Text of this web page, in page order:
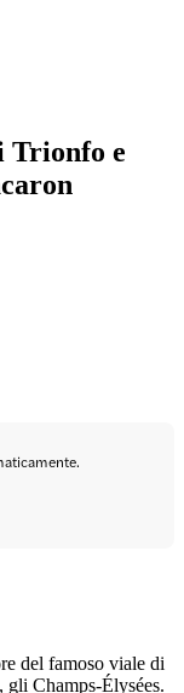
Trionfo e
del famoso viale di
gli Champs-Élysées.